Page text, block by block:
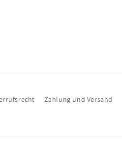
Zahlung und Versand